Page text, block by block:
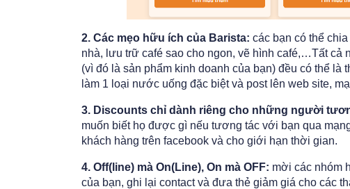
2. Các mẹo hữu ích của Barista: các bạn có thể
nhà, lưu trữ café sao cho ngon, vẽ hình café,…Tất cả
(vì đó là sản phẩm kinh doanh của bạn) đều có thể
làm 1 loại nước uống đặc biệt và post lên web site,
3. Discounts chỉ dành riêng cho những người
muốn biết họ được gì nếu tương tác với bạn qua
khách hàng trên facebook và cho giới hạn thời gian.
4. Off(line) mà On(Line), On mà OFF: mời các nhóm
của bạn, ghi lại contact và đưa thẻ giảm giá cho các